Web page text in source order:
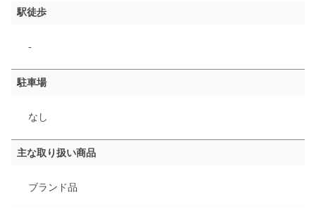
駅徒歩
-
駐車場
なし
主な取り扱い商品
ブランド品